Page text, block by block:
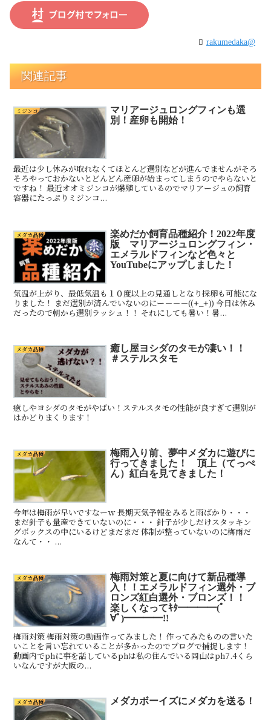
rakumedaka@
関連記事
ミジンコ
マリアージュロングフィンも選
別！産卵も開始！
最近は少し休みが取れなくてほとんど選別などが進んでませんがそろ
そろやっておかないとどんどん産卵が始まってしまうのでやらないと
ですね！ 最近オオミジンコが爆殖しているのでマリアージュの飼育
容器にたっぷりミジンコ...
メダカ品種
楽めだか飼育品種紹介！2022年度
版 マリアージュロングフィン・
エメラルドフィンなど色々と
YouTubeにアップしました！
気温が上がり、最低気温も１０度以上の見通しとなり採卵も可能にな
りました！ まだ選別が済んでいないのにー－－－((+_+)) 今日は休み
だったので朝から選別ラッシュ！！ それにしても暑い！暑...
メダカ品種
癒し屋ヨシダのタモが凄い！！
＃ステルスタモ
癒しやヨシダのタモがやばい！ステルスタモの性能が良すぎて選別が
はかどりまくります！
メダカ品種
梅雨入り前、夢中メダカに遊びに
行ってきました！ 頂上（てっぺ
ん）紅白を見てきました！
今年は梅雨が早いですなーｗ 長期天気予報をみると雨ばかり・・・
まだ針子も量産できていないのに・・・ 針子が少しだけスタッキン
グボックスの中にいるけどまだまだ 体制が整っていないのに梅雨だ
なんて・・ ...
メダカ品種
梅雨対策と夏に向けて新品種導
入！！エメラルドフィン選外・ブ
ロンズ紅白選外・ブロンズ！！
楽しくなってｷﾀ━━━━(ﾟ
∀ﾟ)━━━━!!
梅雨対策 梅雨対策の動画作ってみました！ 作ってみたものの言いた
いことを言い忘れていることが多かったのでブログで捕捉します！
動画内でphに事を話しているphは私の住んでいる岡山はph7.4くら
いなんですが大阪の...
メダカ品種 メダカボーイズにメダカを送る！